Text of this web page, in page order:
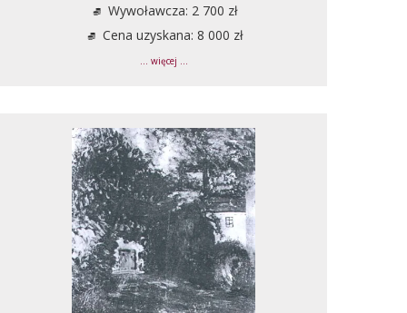
Wywoławcza: 2 700 zł
Cena uzyskana: 8 000 zł
... więcej ...